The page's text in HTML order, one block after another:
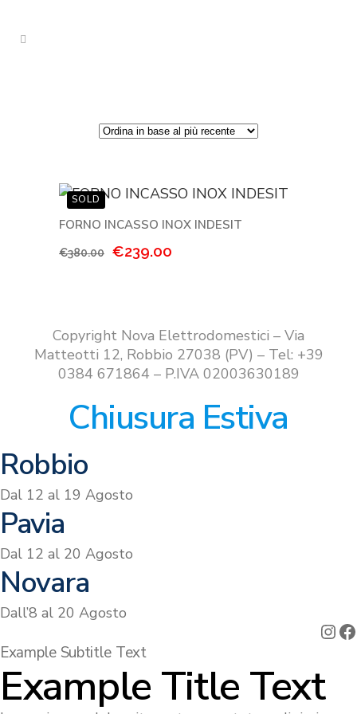
FORNO INCASSO INOX INDESIT
€380.00
Il
€380.00.
€239.00
€239.00.
Copyright Nova Elettrodomestici – Via
Matteotti 12, Robbio 27038 (PV) – Tel: +39
0384 671864 – P.IVA 02003630189
Chiusura Estiva
Robbio
Dal 12 al 19 Agosto
Pavia
Dal 12 al 20 Agosto
Novara
Dall’8 al 20 Agosto
Example Subtitle Text
Example Title Text